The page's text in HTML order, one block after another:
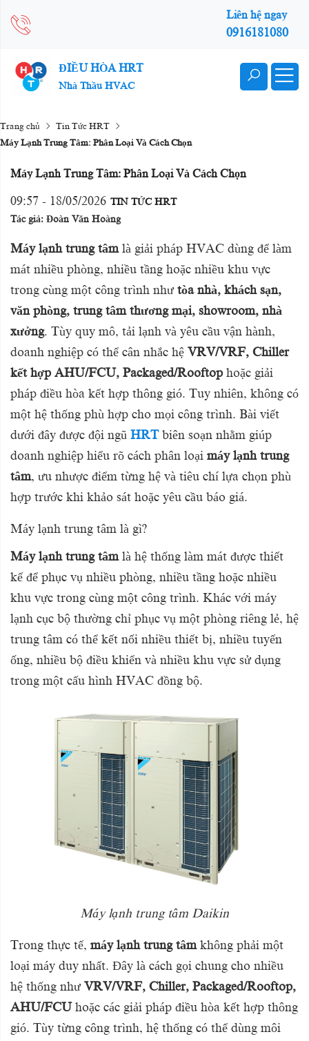
Liên hệ ngay
0916181080
ĐIỀU HÒA HRT
Nhà Thầu HVAC
Trang chủ
Tin Tức HRT
Máy Lạnh Trung Tâm: Phân Loại Và Cách Chọn
Máy Lạnh Trung Tâm: Phân Loại Và Cách Chọn
09:57 - 18/05/2026 TIN TỨC HRT
Tác giả: Đoàn Văn Hoàng
Máy lạnh trung tâmlà giải pháp HVAC dùng để làm
mát nhiều phòng, nhiều tầng hoặc nhiều khu vực
trong cùng một công trình như tòa nhà, khách sạn,
văn phòng, trung tâm thương mại, showroom, nhà
xưởng. Tùy quy mô, tải lạnh và yêu cầu vận hành,
doanh nghiệp có thể cân nhắc hệ VRV/VRF, Chiller
kết hợp AHU/FCU, Packaged/Rooftophoặc giải
pháp điều hòa kết hợp thông gió. Tuy nhiên, không có
một hệ thống phù hợp cho mọi công trình. Bài viết
dưới đây được đội ngũ HRTbiên soạn nhằm giúp
doanh nghiệp hiểu rõ cách phân loại máy lạnh trung
tâm, ưu nhược điểm từng hệ và tiêu chí lựa chọn phù
hợp trước khi khảo sát hoặc yêu cầu báo giá.
Máy lạnh trung tâm là gì?
Máy lạnh trung tâmlà hệ thống làm mát được thiết
kế để phục vụ nhiều phòng, nhiều tầng hoặc nhiều
khu vực trong cùng một công trình. Khác với máy
lạnh cục bộ thường chỉ phục vụ một phòng riêng lẻ, hệ
trung tâm có thể kết nối nhiều thiết bị, nhiều tuyến
ống, nhiều bộ điều khiển và nhiều khu vực sử dụng
trong một cấu hình HVAC đồng bộ.
Máy lạnh trung tâm Daikin
Trong thực tế, máy lạnh trung tâmkhông phải một
loại máy duy nhất. Đây là cách gọi chung cho nhiều
hệ thống như VRV/VRF, Chiller, Packaged/Rooftop,
AHU/FCUhoặc các giải pháp điều hòa kết hợp thông
gió. Tùy từng công trình, hệ thống có thể dùng môi